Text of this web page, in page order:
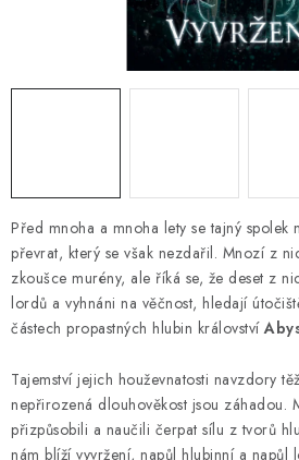
Doprava a platba
Podmínky ochrany osobních údajů
Deskoherní kluby, DDM, knihovny a
Kalendář akcí Bohemian Games 🎉
Kde koupit hry Bohemian Games
Provizní systém
Před mnoha a mnoha lety se tajný
převrat, který se však nezdařil. Mnozí z
zkoušce murény, ale říká se, že deset z
lordů a vyhnáni na věčnost, hledají
částech propastných hlubin království
Tajemství jejich houževnatosti navzdory
nepřirozená dlouhověkost jsou záhadou.
přizpůsobili a naučili čerpat sílu z tvorů
nám blíží vyvržení, napůl hlubinní a